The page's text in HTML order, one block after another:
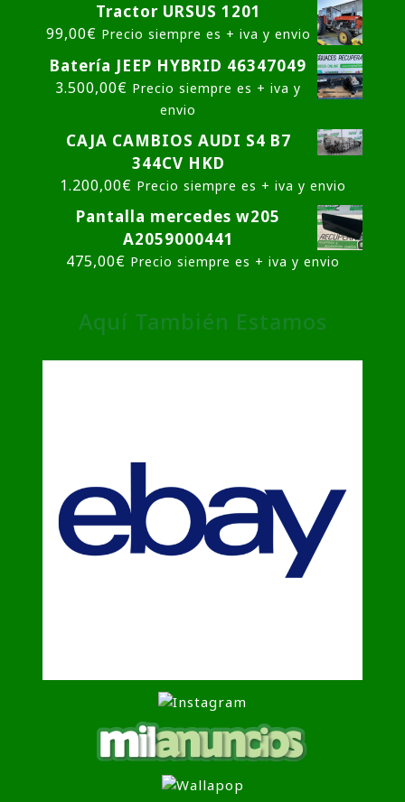
Tractor URSUS 1201
99,00€ Precio siempre es + iva y envio
Batería JEEP HYBRID 46347049
3.500,00€ Precio siempre es + iva y
envio
CAJA CAMBIOS AUDI S4 B7
344CV HKD
1.200,00€ Precio siempre es + iva y envio
Pantalla mercedes w205
A2059000441
475,00€ Precio siempre es + iva y envio
Aquí También Estamos